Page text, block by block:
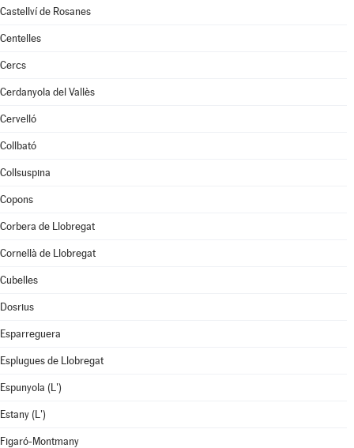
Castellví de Rosanes
Centelles
Cercs
Cerdanyola del Vallès
Cervelló
Collbató
Collsuspina
Copons
Corbera de Llobregat
Cornellà de Llobregat
Cubelles
Dosrius
Esparreguera
Esplugues de Llobregat
Espunyola (L')
Estany (L')
Figaró-Montmany